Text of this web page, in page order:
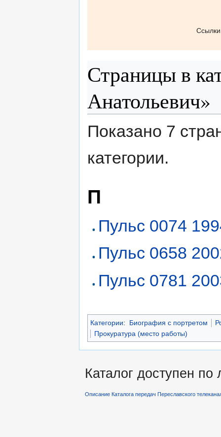
Страницы в
Анатольевич»
Показано 7
категории.
П
Пульс 0074
Пульс 0658
Пульс 0781
Категории: Биография с портретом
Прокуратура (место работы)
Каталог доступен
Описание Каталога передач Переславского